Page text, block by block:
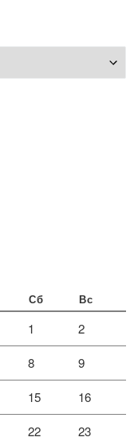
Сб Вс
1 2
8 9
15 16
22 23